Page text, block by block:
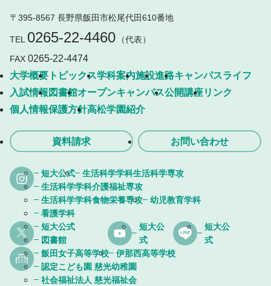
〒395-8567 長野県飯田市松尾代田610番地
TEL 0265-22-4460
（代表）
FAX 0265-22-4474
大学概要 トピックス学科案内施設進路キャンパスライフ
入試情報 図書館オープンキャンパス公開講座リンク
個人情報保護方針高松学園紹介
資料請求 お問い合わせ
短大公式
生活科学学科生活科学専攻
生活科学学科介護福祉専攻
生活科学学科食物栄養専攻
幼児教育学科
看護学科
短大公式
図書館
短大公
式
短大公
式
飯田女子高等学校
伊那西高等学校
認定こども園 慈光幼稚園
社会福祉法人 慈光福祉会